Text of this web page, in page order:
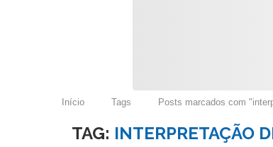
Início Tags Posts marcados com
TAG: INTERPRETAÇÃO